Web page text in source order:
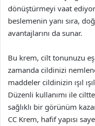
dönüştürmeyi vaat
beslemenin yanı sıra,
avantajlarını da sunar.
Bu krem, cilt tonunuzu
zamanda cildinizi
maddeler cildinizin ışıl
Düzenli kullanımı ile
sağlıklı bir görünüm
CC Krem, hafif yapısı